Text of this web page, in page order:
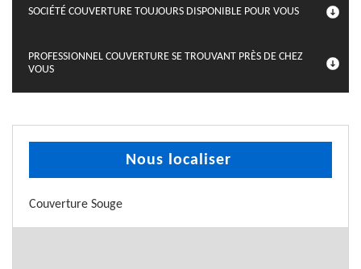
SOCIÉTÉ COUVERTURE TOUJOURS DISPONIBLE POUR VOUS
PROFESSIONNEL COUVERTURE SE TROUVANT PRÈS DE CHEZ
VOUS
Nous localiser
Couverture Souge